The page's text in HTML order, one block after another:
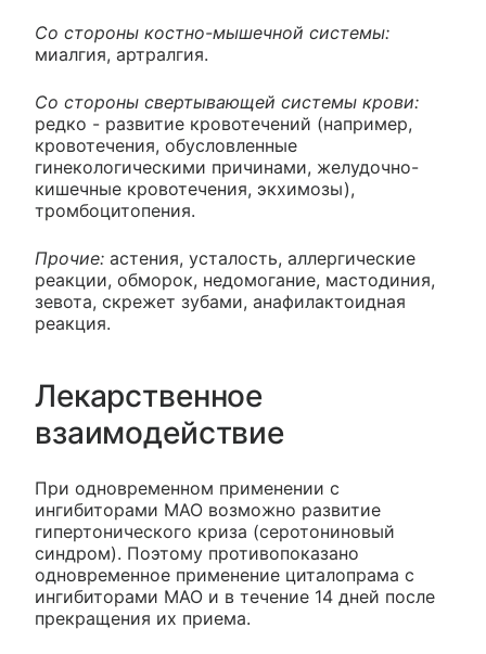
Со стороны костно-мышечной системы:
миалгия, артралгия.
Со стороны свертывающей системы крови:
редко - развитие кровотечений (например,
кровотечения, обусловленные
гинекологическими причинами, желудочно-
кишечные кровотечения, экхимозы),
тромбоцитопения.
Прочие: астения, усталость, аллергические
реакции, обморок, недомогание, мастодиния,
зевота, скрежет зубами, анафилактоидная
реакция.
Лекарственное
взаимодействие
При одновременном применении с
ингибиторами МАО возможно развитие
гипертонического криза (серотониновый
синдром). Поэтому противопоказано
одновременное применение циталопрама с
ингибиторами МАО и в течение 14 дней после
прекращения их приема.